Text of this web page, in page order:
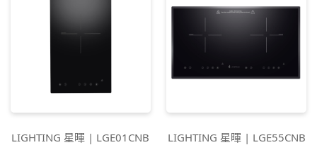
LIGHTING 星暉 | LGE01CNB
LIGHTING 星暉 | LGE55CNB